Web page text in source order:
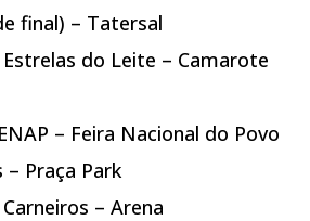
final) – Tatersal
do Leite – Camarote
– Feira Nacional do Povo
– Praça Park
– Arena